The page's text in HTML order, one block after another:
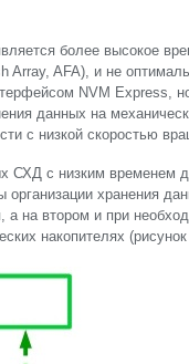
более высокое
Array, AFA), и не
NVM Express,
данных на
с низкой скоростью
СХД с низким временем
организации хранения
на втором и при
накопителях